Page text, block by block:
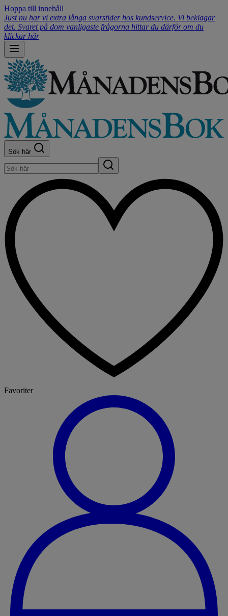
Hoppa till innehåll
Just nu har vi extra långa svarstider hos kundservice. Vi beklagar
det. Svaret på dom vanligaste frågorna hittar du därför om du
klickar här
Sök här
Favoriter